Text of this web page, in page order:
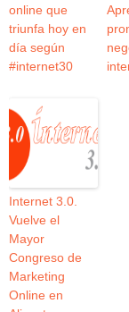
online que
triunfa hoy en
día según
#internet30
Internet 3.0.
Vuelve el
Mayor
Congreso de
Marketing
Online en